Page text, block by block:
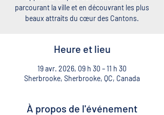
parcourant la ville et en découvrant les plus
beaux attraits du cœur des Cantons.
Heure et lieu
19 avr. 2026, 09 h 30 – 11 h 30
Sherbrooke, Sherbrooke, QC, Canada
À propos de l'événement